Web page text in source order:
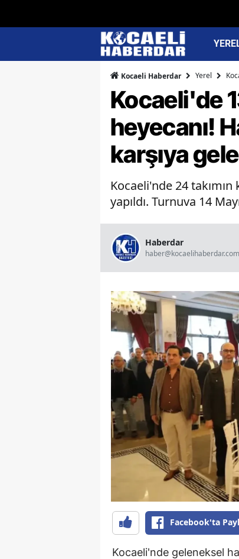
Kocaeli Haberdar Yerel
Kocaeli'de
heyecanı!
karşıya
Kocaeli'nde 24
yapıldı. Turnuva 14
Haberdar
Facebook'ta
Kocaeli'nde geleneksel